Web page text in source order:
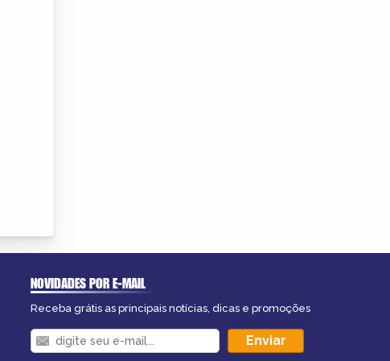
NOVIDADES POR E-MAIL
Receba grátis as principais notícias, dicas e promoções